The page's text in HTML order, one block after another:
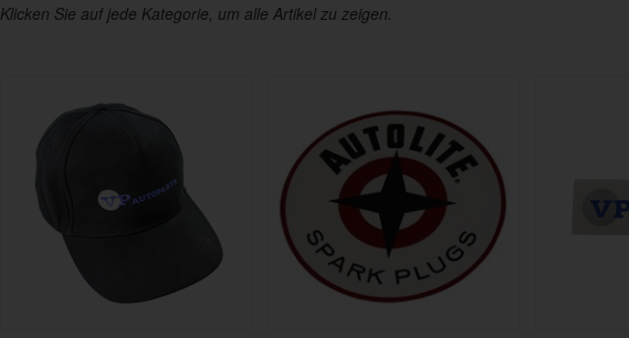
Klicken Sie auf jede Kategorie, um alle Artikel zu zeigen.